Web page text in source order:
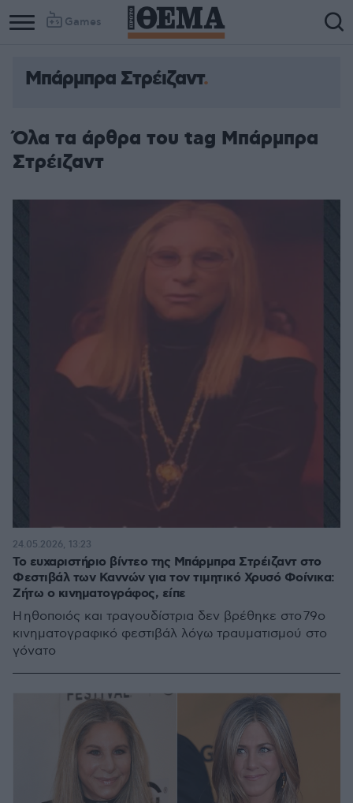
Games
Column
Column
Μπάρμπρα Στρέιζαντ
Όλα τα άρθρα του tag Μπάρμπρα
Στρέιζαντ
Το ευχαριστήριο βίντεο της Μπάρμπρα Στρέιζαντ στο
Φεστιβάλ των Καννών για τον τιμητικό Χρυσό Φοίνικα:
Ζήτω ο κινηματογράφος, είπε
Η ηθοποιός και τραγουδίστρια δεν βρέθηκε στο 79ο
κινηματογραφικό φεστιβάλ λόγω τραυματισμού στο
γόνατο
24.05.2026, 13:23